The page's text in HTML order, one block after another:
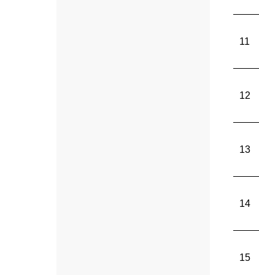
11
12
13
14
15